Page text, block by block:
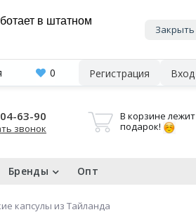
в штатном
Закрыть
0 Регистрация Вход
63-90
звонок
В корзине лежит
подарок!
Бренды Опт
капсулы из Тайланда